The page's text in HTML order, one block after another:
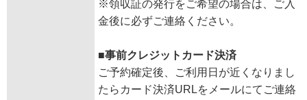
※領収証の発行をご希望の場合は、ご入
金後に必ずご連絡ください。
■事前クレジットカード決済
ご予約確定後、ご利用日が近くなりまし
たらカード決済URLをメールにてご連絡